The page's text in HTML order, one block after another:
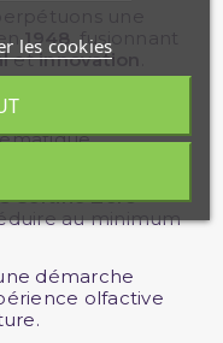
1948, fusionnant
etinnovation
l'essence du
délicate et
est
Certifié Zéro
au minimum
démarche
olfactive
les cookies